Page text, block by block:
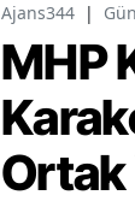
Ajans344 |
MHP